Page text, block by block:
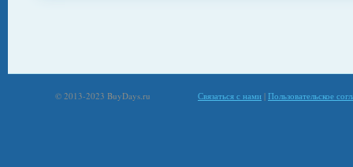
© 2013-2023 BuyDays.ru Связаться с нами | Пользовательское